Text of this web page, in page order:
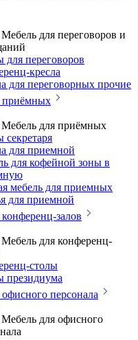
Мебель для переговоров и
для переговоров
кресла
для переговорных прочие
приёмных
Мебель для приёмных
секретаря
для приемной
для кофейной зоны в
мебель для приемных
для приемной
залов
Мебель для конференц-
столы
президиума
персонала
Мебель для офисного